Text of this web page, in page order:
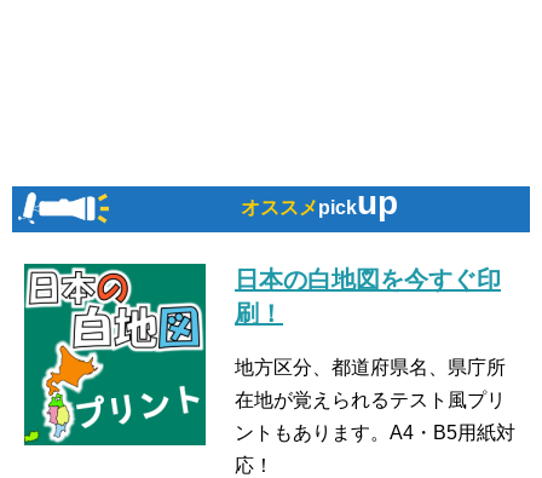
オススメpickup
日本の白地図を今すぐ印
刷！
地方区分、都道府県名、県庁所
在地が覚えられるテスト風プリ
ントもあります。A4・B5用紙対
応！